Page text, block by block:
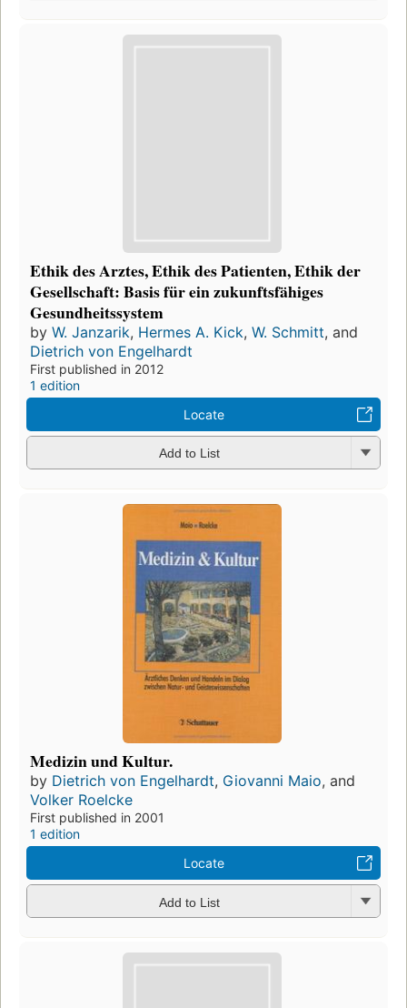
Ethik des Arztes, Ethik des Patienten, Ethik der
Gesellschaft: Basis für ein zukunftsfähiges
Gesundheitssystem
by W. Janzarik, Hermes A. Kick, W. Schmitt, and
Dietrich von Engelhardt
First published in 2012
1 edition
Locate
Add to List
Medizin und Kultur.
by Dietrich von Engelhardt, Giovanni Maio, and
Volker Roelcke
First published in 2001
1 edition
Locate
Add to List